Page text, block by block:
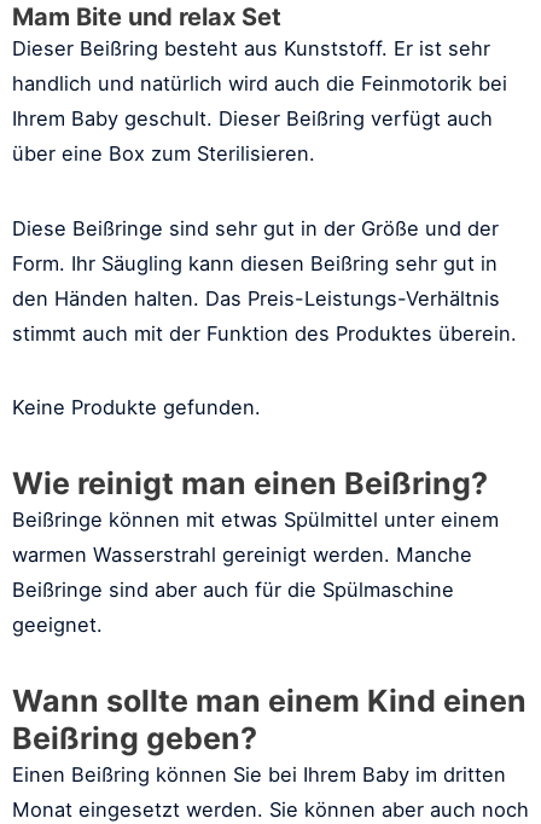
Mam Bite und relax Set
Dieser Beißring besteht aus Kunststoff. Er ist sehr
handlich und natürlich wird auch die Feinmotorik bei
Ihrem Baby geschult. Dieser Beißring verfügt auch
über eine Box zum Sterilisieren.
Diese Beißringe sind sehr gut in der Größe und der
Form. Ihr Säugling kann diesen Beißring sehr gut in
den Händen halten. Das Preis-Leistungs-Verhältnis
stimmt auch mit der Funktion des Produktes überein.
Keine Produkte gefunden.
Wie reinigt man einen Beißring?
Beißringe können mit etwas Spülmittel unter einem
warmen Wasserstrahl gereinigt werden. Manche
Beißringe sind aber auch für die Spülmaschine
geeignet.
Wann sollte man einem Kind einen
Beißring geben?
Einen Beißring können Sie bei Ihrem Baby im dritten
Monat eingesetzt werden. Sie können aber auch noch